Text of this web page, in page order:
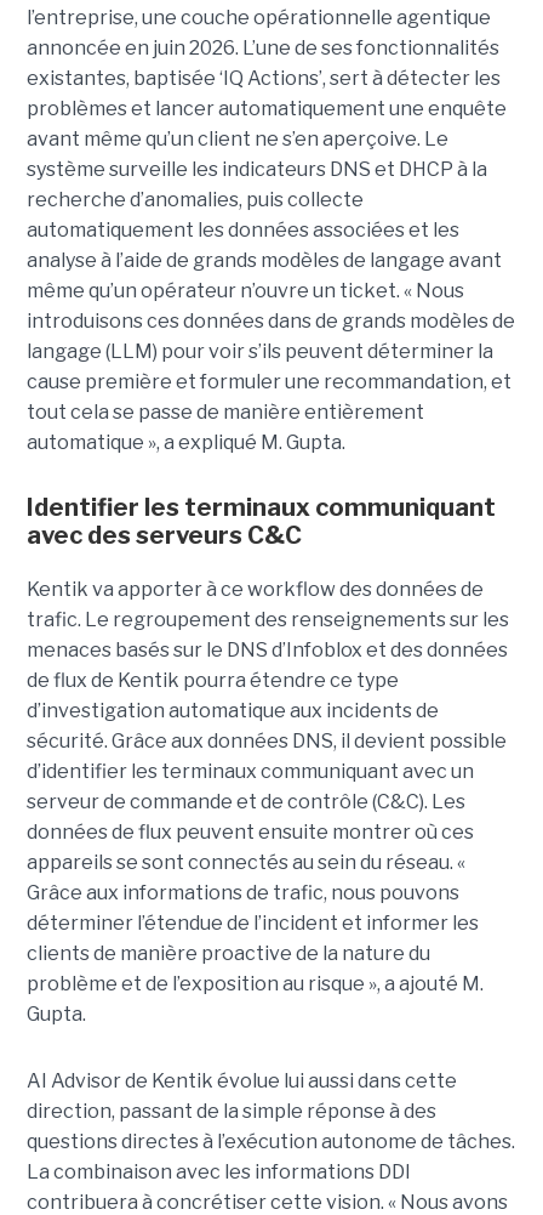
l’entreprise, une couche opérationnelle agentique
annoncée en juin 2026. L’une de ses fonctionnalités
existantes, baptisée ‘IQ Actions’, sert à détecter les
problèmes et lancer automatiquement une enquête
avant même qu’un client ne s’en aperçoive. Le
système surveille les indicateurs DNS et DHCP à la
recherche d’anomalies, puis collecte
automatiquement les données associées et les
analyse à l’aide de grands modèles de langage avant
même qu’un opérateur n’ouvre un ticket. « Nous
introduisons ces données dans de grands modèles de
langage (LLM) pour voir s’ils peuvent déterminer la
cause première et formuler une recommandation, et
tout cela se passe de manière entièrement
automatique », a expliqué M. Gupta.
Identifier les terminaux communiquant
avec des serveurs C&C
Kentik va apporter à ce workflow des données de
trafic. Le regroupement des renseignements sur les
menaces basés sur le DNS d’Infoblox et des données
de flux de Kentik pourra étendre ce type
d’investigation automatique aux incidents de
sécurité. Grâce aux données DNS, il devient possible
d’identifier les terminaux communiquant avec un
serveur de commande et de contrôle (C&C). Les
données de flux peuvent ensuite montrer où ces
appareils se sont connectés au sein du réseau. «
Grâce aux informations de trafic, nous pouvons
déterminer l’étendue de l’incident et informer les
clients de manière proactive de la nature du
problème et de l’exposition au risque », a ajouté M.
Gupta.
AI Advisor de Kentik évolue lui aussi dans cette
direction, passant de la simple réponse à des
questions directes à l’exécution autonome de tâches.
La combinaison avec les informations DDI
contribuera à concrétiser cette vision. « Nous avons